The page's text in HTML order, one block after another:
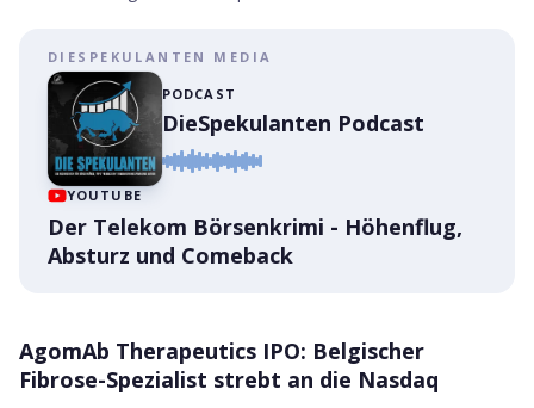
BitGo Holdings
Green Circle Decarbonize Technology Ltd.
Aktis Oncology
Atlas Critical Minerals
Buda Juice
Andersen Group
Medline Inc.
Wealthfront Corp.
Park Dental Partners
Central Bancompany
Gloo Holdings Inc.
Hauptsitz in Austin, Texas, und einem Entwicklungsteam in der
Ukraine. Das zeitliche Fenster für den IPO ist bewusst gewählt.
Der globale Verteidigu...
DIESPEKULANTEN MEDIA
PODCAST
DieSpekulanten Podcast
YOUTUBE
Der Telekom Börsenkrimi - Höhenflug,
Absturz und Comeback
AgomAb Therapeutics IPO
AgomAb Therapeutics IPO: Belgischer
Fibrose-Spezialist strebt an die Nasdaq